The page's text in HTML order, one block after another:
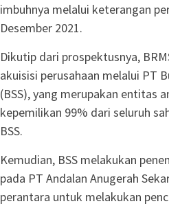
imbuhnya melalui keterangan
Desember 2021.
Dikutip dari prospektusnya,
akuisisi perusahaan melalui PT
(BSS), yang merupakan entitas
kepemilikan 99% dari seluruh
BSS.
Kemudian, BSS melakukan
pada PT Andalan Anugerah
perantara untuk melakukan